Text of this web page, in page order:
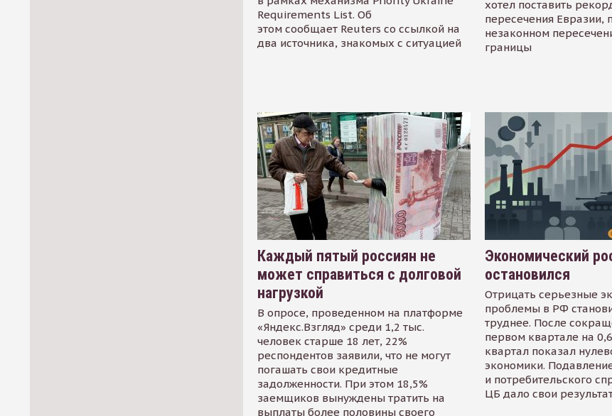
Requirements List. Об
этом сообщает Reuters со ссылкой на
два источника, знакомых с ситуацией
хотел поставить
пересечения Евразии,
незаконном
границы
Каждый пятый россиян не
может справиться с долговой
нагрузкой
В опросе, проведенном на платформе
«Яндекс.Взгляд» среди 1,2 тыс.
человек старше 18 лет, 22%
респондентов заявили, что не могут
погашать свои кредитные
задолженности. При этом 18,5%
заемщиков вынуждены тратить на
выплаты более половины своего
Экономический
остановился
Отрицать серьезные
проблемы в РФ
труднее. После
первом квартале на
квартал показал
экономики.
и потребительского
ЦБ дало свои